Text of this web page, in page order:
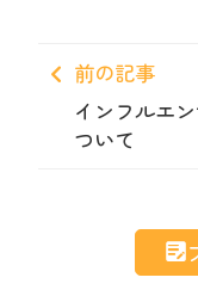
前の記事
インフルエ
ついて